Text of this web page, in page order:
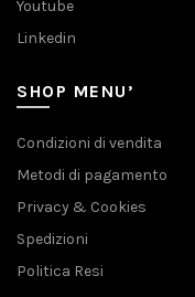
Youtube
Linkedin
SHOP MENU’
Condizioni di vendita
Metodi di pagamento
Privacy & Cookies
Spedizioni
Politica Resi